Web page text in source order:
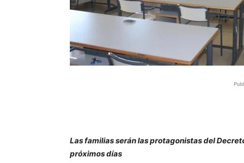
Las familias serán las protagonistas del
próximos días